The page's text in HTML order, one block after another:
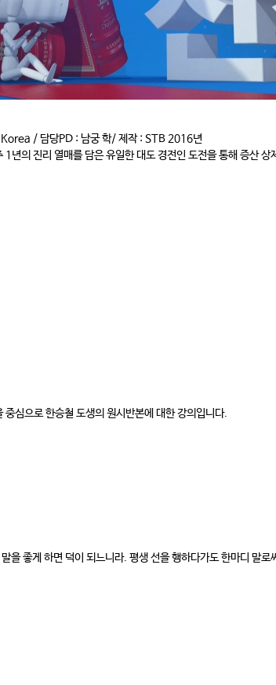
/ 담당PD : 남궁 학/ 제작 : STB 2016년
년의 진리 열매를 담은 유일한 대도 경전인 도전을 통해 증산
심으로 한승철 도생의 원시반본에 대한 강의입니다.
을 좋게 하면 덕이 되느니라. 평생 선을 행하다가도 한마디 말